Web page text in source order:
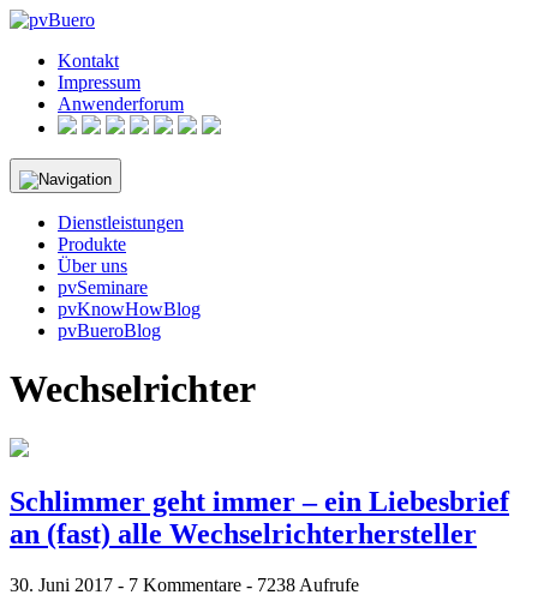
Skip
contentKontakt
Impressum
Anwenderforum
Dienstleistungen
Produkte
Über uns
pvSeminare
pvKnowHowBlog
pvBueroBlog
Wechselrichter
Schlimmer geht immer – ein Liebesbrief
an (fast) alle Wechselrichterhersteller
30. Juni 2017 - 7 Kommentare - 7238 Aufrufe